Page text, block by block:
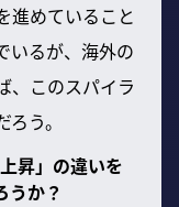
進めていること
いるが、海外の
、このスパイラ
う。
昇」の違いを
うか？